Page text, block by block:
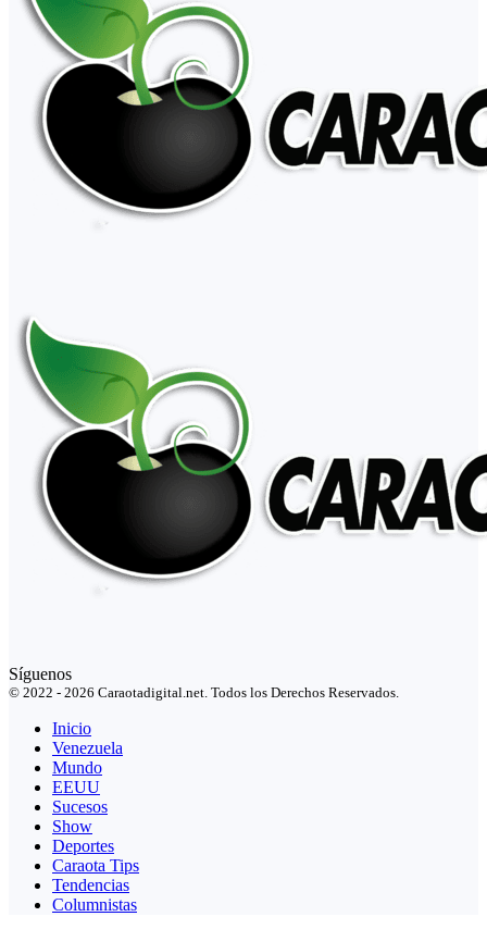
Síguenos
© 2022 - 2026 Caraotadigital.net. Todos los Derechos Reservados.
Inicio
Venezuela
Mundo
EEUU
Sucesos
Show
Deportes
Caraota Tips
Tendencias
Columnistas